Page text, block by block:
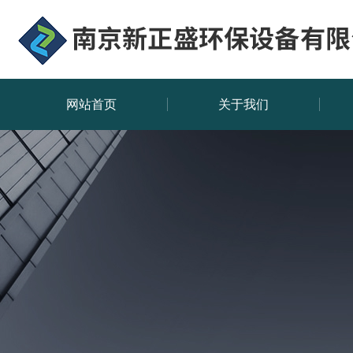
网站首页 关于我们